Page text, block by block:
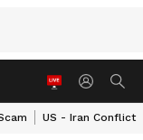
US - Iran Conflict